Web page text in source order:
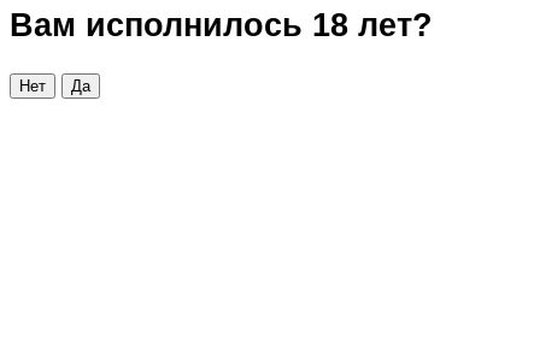
Вам исполнилось 18 лет?
Нет Да